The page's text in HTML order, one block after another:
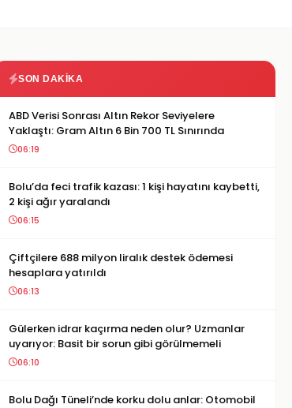
SON DAKIKA
ABD Verisi Sonrası Altın Rekor Seviyelere
Yaklaştı: Gram Altın 6 Bin 700 TL Sınırında
06:19
Bolu’da feci trafik kazası: 1 kişi hayatını kaybetti,
2 kişi ağır yaralandı
06:15
Çiftçilere 688 milyon liralık destek ödemesi
hesaplara yatırıldı
06:13
Gülerken idrar kaçırma neden olur? Uzmanlar
uyarıyor: Basit bir sorun gibi görülmemeli
06:10
Bolu Dağı Tüneli’nde korku dolu anlar: Otomobil